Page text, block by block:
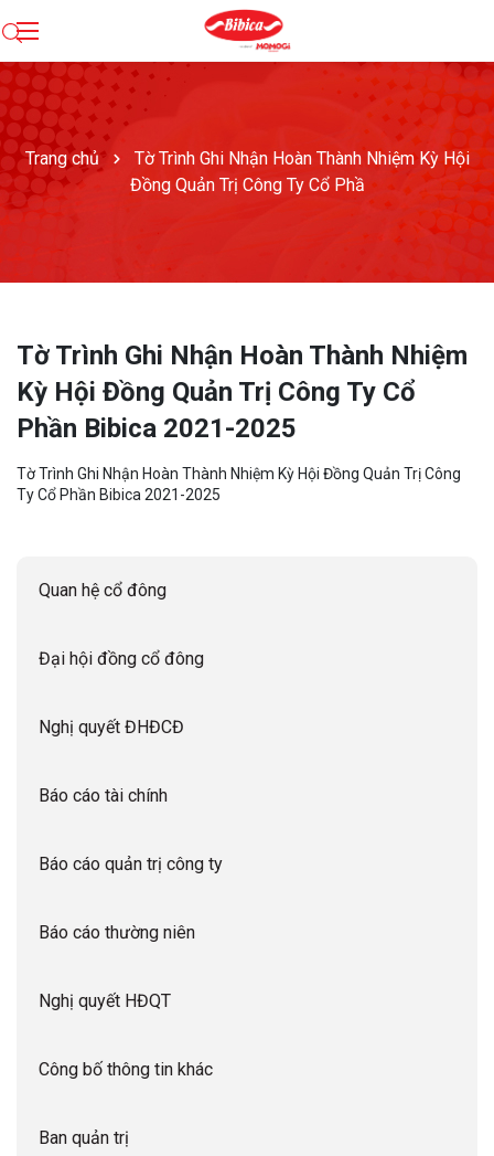
Trang chủ
Tờ Trình Ghi Nhận Hoàn Thành Nhiệm Kỳ Hội
Đồng Quản Trị Công Ty Cổ Phầ
Quan hệ cổ đông
Đại hội đồng cổ đông
Nghị quyết ĐHĐCĐ
Báo cáo tài chính
Báo cáo quản trị công ty
Báo cáo thường niên
Nghị quyết HĐQT
Công bố thông tin khác
Ban quản trị
Tờ Trình Ghi Nhận Hoàn Thành Nhiệm
Kỳ Hội Đồng Quản Trị Công Ty Cổ
Phần Bibica 2021-2025
Tờ Trình Ghi Nhận Hoàn Thành Nhiệm Kỳ Hội Đồng Quản Trị Công
Ty Cổ Phần Bibica 2021-2025